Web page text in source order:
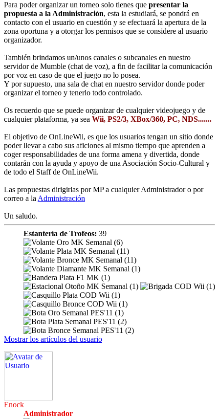
Para poder organizar un torneo solo tienes que presentar la
propuesta a la Administración, esta la estudiará, se pondrá en
contacto con el usuario en cuestión y se efectuará la apertura de la
zona oportuna y a otorgar los permisos que se considere al usuario
organizador.
También brindamos un/unos canales o subcanales en nuestro
servidor de Mumble (chat de voz), a fin de facilitar la comunicación
por voz en caso de que el juego no lo posea.
Y por supuesto, una sala de chat en nuestro servidor donde poder
organizar el torneo y tenerlo todo controlado.
Os recuerdo que se puede organizar de cualquier videojuego y de
cualquier plataforma, ya sea Wii, PS2/3, XBox/360, PC, NDS.......
El objetivo de OnLineWii, es que los usuarios tengan un sitio donde
poder llevar a cabo sus aficiones al mismo tiempo que aprenden a
coger responsabilidades de una forma amena y divertida, donde
contarán con la ayuda y apoyo de una Asociación Socio-Cultural y
de todo el Staff de OnLineWii.
Las propuestas dirigirlas por MP a cualquier Administrador o por
correo a la Administración
Un saludo.
Estantería de Trofeos: 39
Mostrar los artículos del usuario
Enock
Administrador